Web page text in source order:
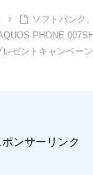
ソフトバンク
PHONE
ゼントキャンペー
ポンサーリンク